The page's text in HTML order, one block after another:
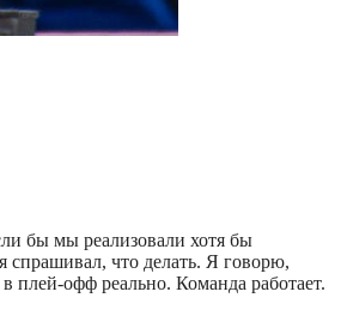
бы мы реализовали хотя бы
спрашивал, что делать. Я говорю,
плей-офф реально. Команда работает.